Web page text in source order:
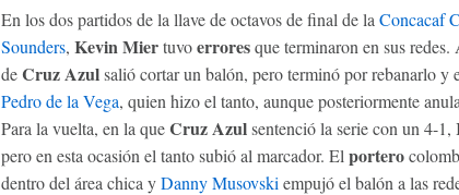
En los dos partidos de la llave de octavos de final de la Concacaf
Sounders, Kevin Miertuvoerroresque terminaron en sus
deCruz Azulsalió cortar un balón, pero terminó por rebanarlo y
Pedro de la Vega, quien hizo el tanto, aunque posteriormente
Para la vuelta, en la queCruz Azulsentenció la serie con un 4-1,
pero en esta ocasión el tanto subió al marcador. El portero
dentro del área chica yDanny Musovski empujó el balón a las